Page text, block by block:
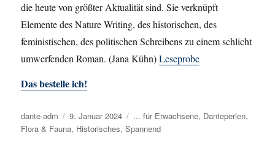
die heute von größter Aktualität sind. Sie verknüpft
Elemente des Nature Writing, des historischen, des
feministischen, des politischen Schreibens zu einem schlicht
umwerfenden Roman. (Jana Kühn)Leseprobe
Das bestelle ich!
Autor
dante-adm
Veröffentlicht
am
9. Januar 2024 Kategorien
... für Erwachsene, Danteperlen,
Flora & Fauna, Historisches,Spannend